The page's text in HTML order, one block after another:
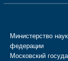
Министерство
федерации
Московский